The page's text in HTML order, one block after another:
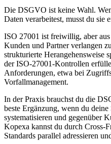
Die DSGVO ist keine Wahl.
Daten verarbeitest, musst du sie
ISO 27001 ist freiwillig, aber
Kunden und Partner verlangen
strukturierte Herangehensweise
der ISO-27001-Kontrollen
Anforderungen, etwa bei
Vorfallmanagement.
In der Praxis brauchst du die
beste Ergänzung, wenn du deine
systematisieren und gegenüber
Kopexa kannst du durch Cross-
Standards parallel adressieren